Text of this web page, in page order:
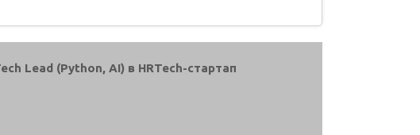
Lead (Python, AI) в HRTech-стартап